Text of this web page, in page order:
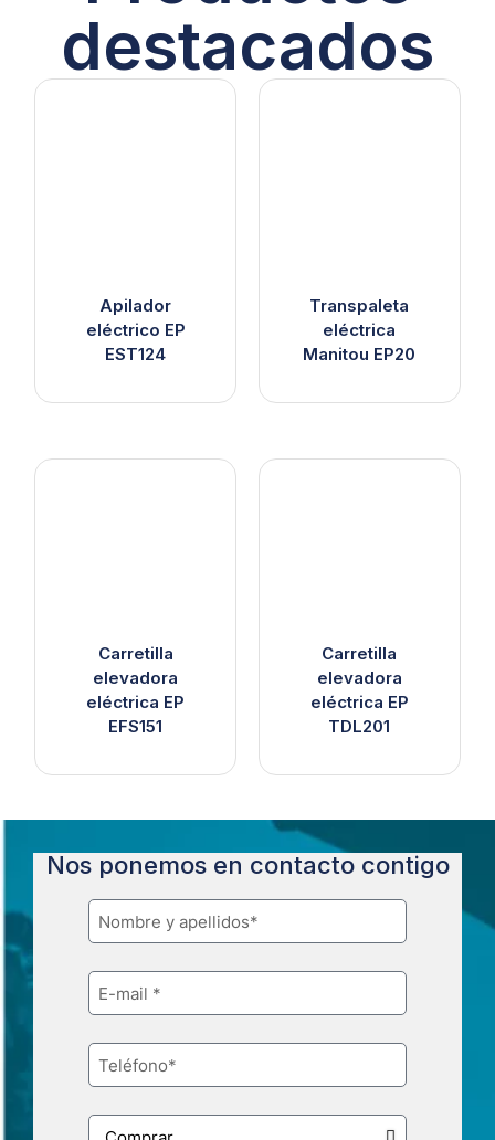
destacados
Apilador
eléctrico EP
EST124
Transpaleta
eléctrica
Manitou EP20
Carretilla
elevadora
eléctrica EP
EFS151
Carretilla
elevadora
eléctrica EP
TDL201
Nos ponemos en contacto contigo